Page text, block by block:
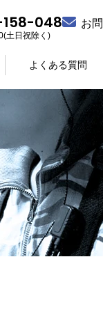
158-048
土日祝除く)
お
よくある質問